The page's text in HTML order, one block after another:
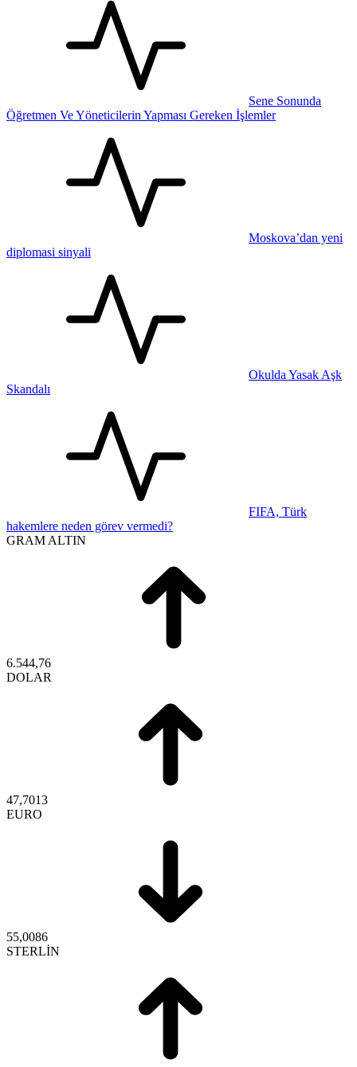
Sene Sonunda
Öğretmen Ve Yöneticilerin Yapması Gereken İşlemler
Moskova’dan yeni
diplomasi sinyali
Okulda Yasak Aşk
Skandalı
FIFA, Türk
hakemlere neden görev vermedi?
GRAM ALTIN
6.544,76
DOLAR
47,7013
EURO
55,0086
STERLİN